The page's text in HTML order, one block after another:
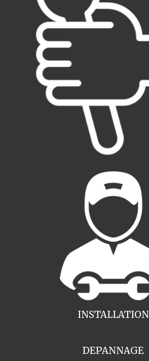
INSTALLATION
DEPANNAGE